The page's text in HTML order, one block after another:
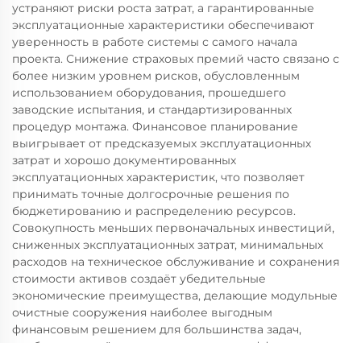
устраняют риски роста затрат, а гарантированные
эксплуатационные характеристики обеспечивают
уверенность в работе системы с самого начала
проекта. Снижение страховых премий часто связано с
более низким уровнем рисков, обусловленным
использованием оборудования, прошедшего
заводские испытания, и стандартизированных
процедур монтажа. Финансовое планирование
выигрывает от предсказуемых эксплуатационных
затрат и хорошо документированных
эксплуатационных характеристик, что позволяет
принимать точные долгосрочные решения по
бюджетированию и распределению ресурсов.
Совокупность меньших первоначальных инвестиций,
сниженных эксплуатационных затрат, минимальных
расходов на техническое обслуживание и сохранения
стоимости активов создаёт убедительные
экономические преимущества, делающие модульные
очистные сооружения наиболее выгодным
финансовым решением для большинства задач,